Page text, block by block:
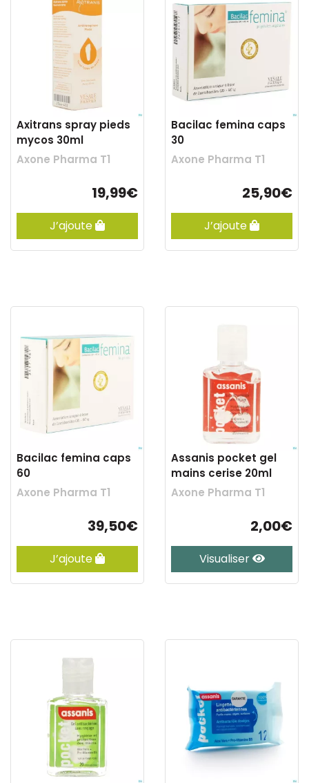
Axitrans spray pieds
mycos 30ml
Axone Pharma T1
19,99€
J’ajoute
Bacilac femina caps
30
Axone Pharma T1
25,90€
J’ajoute
Bacilac femina caps
60
Axone Pharma T1
39,50€
J’ajoute
Assanis pocket gel
mains cerise 20ml
Axone Pharma T1
2,00€
Visualiser